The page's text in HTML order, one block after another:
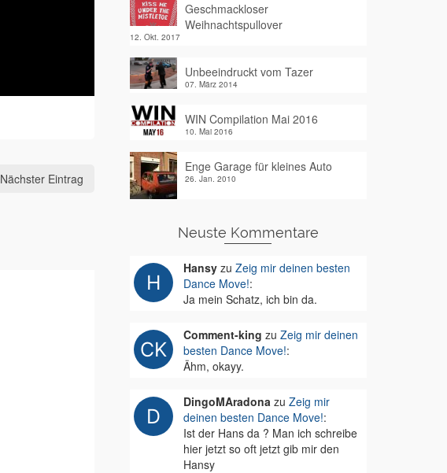
Nächster Eintrag
Geschmackloser
Weihnachtspullover
12. Okt. 2017
Unbeeindruckt vom Tazer
07. März 2014
WIN Compilation Mai 2016
10. Mai 2016
Enge Garage für kleines Auto
26. Jan. 2010
Neuste Kommentare
Hansyzu Zeig mir deinen besten
Dance Move!:
Ja mein Schatz, ich bin da.
Comment-king zu Zeig mir deinen
besten Dance Move!:
Ähm, okayy.
DingoMAradonazu Zeig mir
deinen besten Dance Move!:
Ist der Hans da ? Man ich schreibe
hier jetzt so oft jetzt gib mir den
Hansy